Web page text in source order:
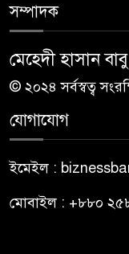
সম্পাদক
মেহেদী হাসান বাবু
© ২০২৪ সর্বস্বত্ব
যোগাযোগ
ইমেইল :
মোবাইল : +৮৮০